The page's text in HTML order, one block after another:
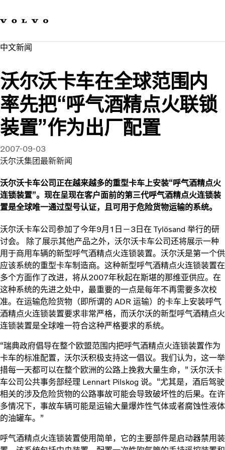
可持续发展
新闻与媒体
关于我们
中文新闻​
沃尔沃卡车在全球范围内
率先把“呼气酒精点火联锁
装置”作为出厂配置
2007-09-03
沃尔沃集团最新新闻
沃尔沃卡车公司正在越来越多的重型卡车上安装“呼气酒精点火
连锁装置”。现在呈现在客户面前的第三代呼气酒精点火连锁装
置是全球唯一通过型号认证，且可用于危险货物运输的系统。
沃尔沃卡车公司参加了今年9月1日－3日在 Tylösand 举行的研
讨会。 除了展示其他产品之外，沃尔沃卡车公司还将展示一种
用于商用车辆的新型呼气酒精点火连锁装置。沃尔沃是第一个供
应该系统的重型卡车制造商。这种新型呼气酒精点火连锁装置在
多个方面作了改进，将从2007年秋起在斯堪的那维亚供应。在
这种系统的先进之处中，最重要的一点是每年不再需要多次校
准。在运输危险货物（即所谓的 ADR 运输）的卡车上安装呼气
酒精点火连锁装置要求非常严格，而沃尔沃的新型呼气酒精点火
连锁装置是全球唯一符合这种严格要求的系统。
“瑞典政府倡导在整个欧盟范围内把呼气酒精点火连锁装置作为
卡车的标准配置，沃尔沃积极支持这一倡议。我们认为，这一举
措每一天都可以在整个欧洲的公路上挽救大量生命，” 沃尔沃卡
车公司公共事务部经理 Lennart Pilskog 说。“尤其是，酒后驾驶
相关的涉及危险货物的公路事故可能会导致破坏性的后果。在许
多情况下，事故车辆可能是运输大量爆炸性气体或者腐蚀性液体
的油罐车。”
呼气酒精点火连锁装置使用简单，它的主要部件是启动器禁用装